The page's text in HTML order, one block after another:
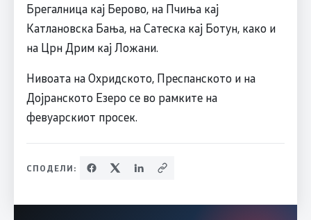
Брегалница кај Берово, на Пчиња кај
Катлановска Бања, на Сатеска кај Ботун, како и
на Црн Дрим кај Ложани.
Нивоата на Охридското, Преспанското и на
Дојранското Езеро се во рамките на
февуарскиот просек.
СПОДЕЛИ: